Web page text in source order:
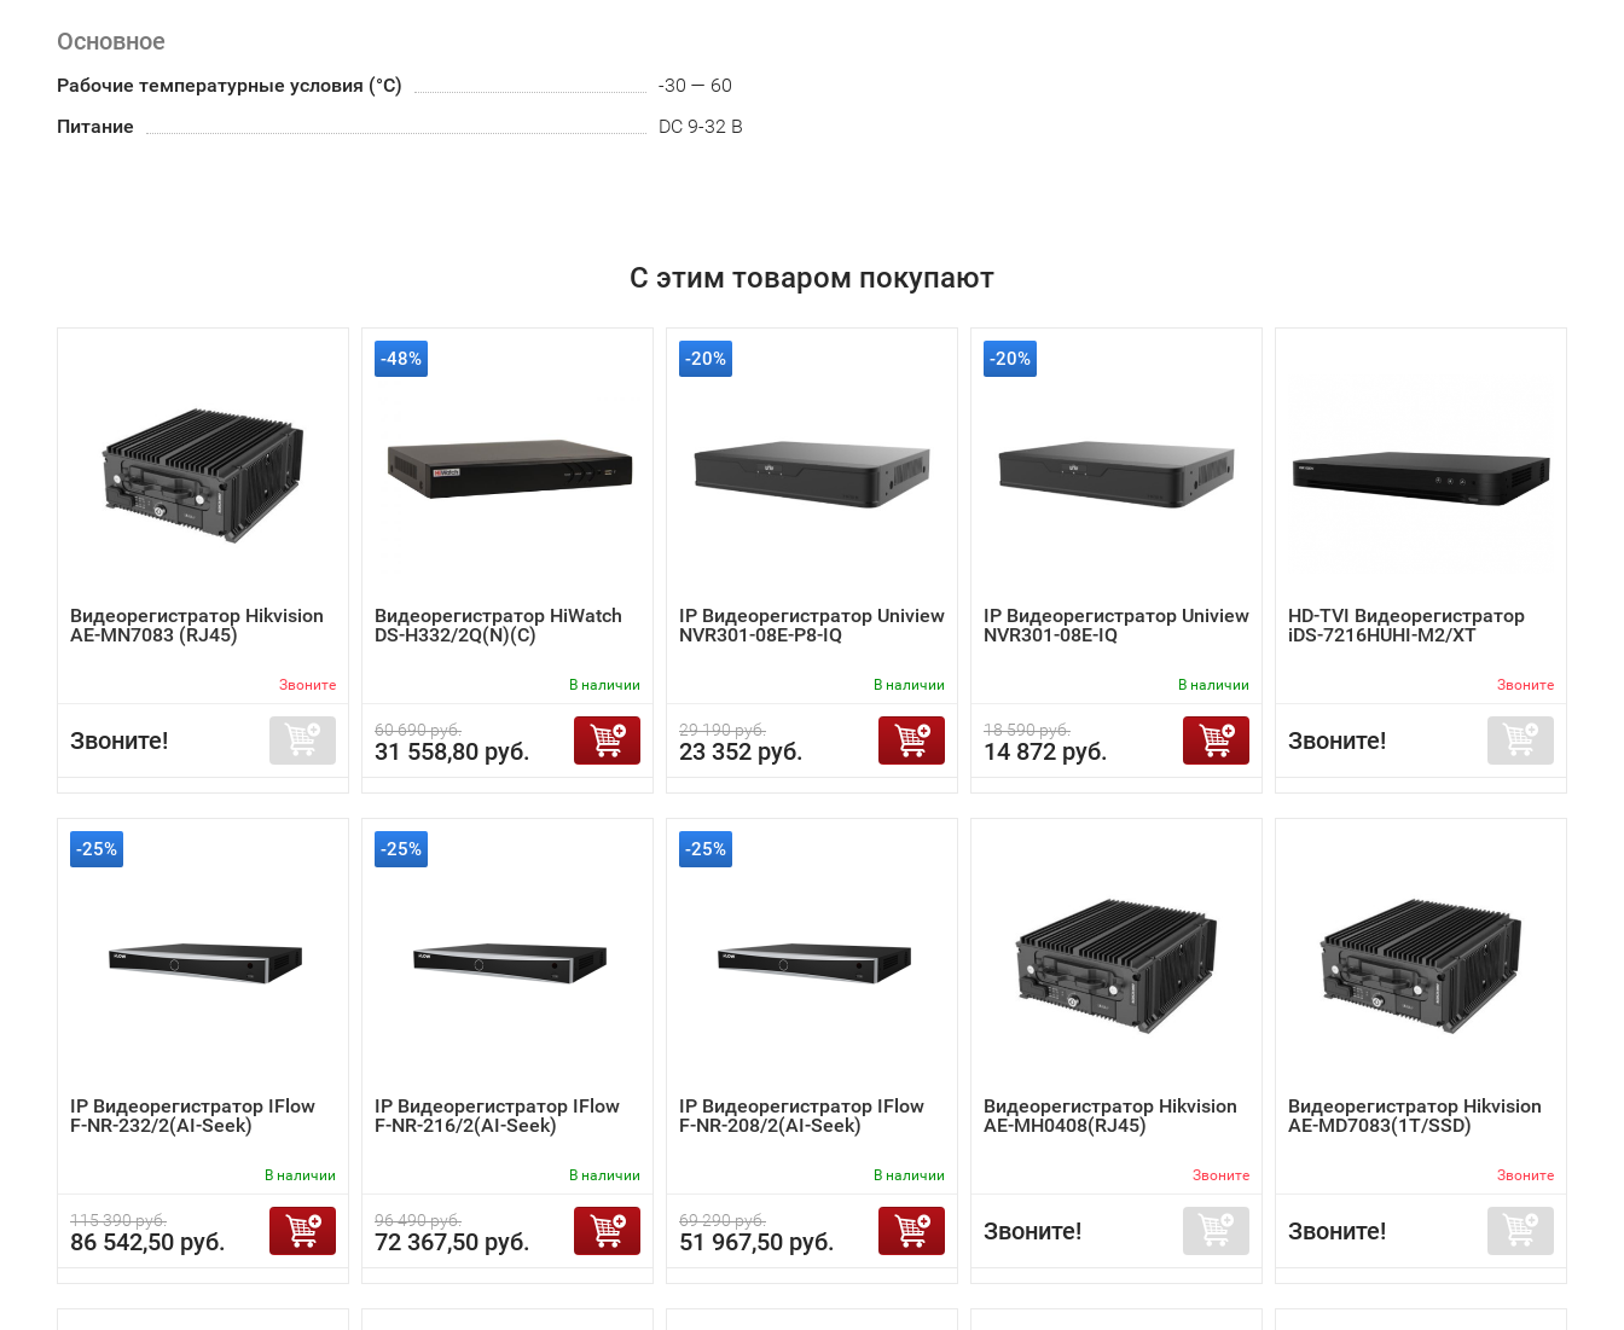
Основное
Рабочие температурные условия (°С)
-30 — 60
Питание
DC 9-32 В
С этим товаром покупают
Видеорегистратор Hikvision
AE-MN7083 (RJ45)
Звоните
Звоните!
-48%
Видеорегистратор HiWatch
DS-H332/2Q(N)(C)
В наличии
60 690 руб.
31 558,80 руб.
-20%
IP Видеорегистратор Uniview
NVR301-08E-P8-IQ
В наличии
29 190 руб.
23 352 руб.
-20%
IP Видеорегистратор Uniview
NVR301-08E-IQ
В наличии
18 590 руб.
14 872 руб.
HD-TVI Видеорегистратор
iDS-7216HUHI-M2/XT
Звоните
Звоните!
-25%
IP Видеорегистратор IFlow
F-NR-232/2(AI-Seek)
В наличии
115 390 руб.
86 542,50 руб.
-25%
IP Видеорегистратор IFlow
F-NR-216/2(AI-Seek)
В наличии
96 490 руб.
72 367,50 руб.
-25%
IP Видеорегистратор IFlow
F-NR-208/2(AI-Seek)
В наличии
69 290 руб.
51 967,50 руб.
Видеорегистратор Hikvision
AE-MH0408(RJ45)
Звоните
Звоните!
Видеорегистратор Hikvision
AE-MD7083(1T/SSD)
Звоните
Звоните!